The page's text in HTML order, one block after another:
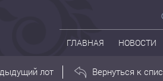
ГЛАВНАЯ НОВОСТИ
лот Вернуться к